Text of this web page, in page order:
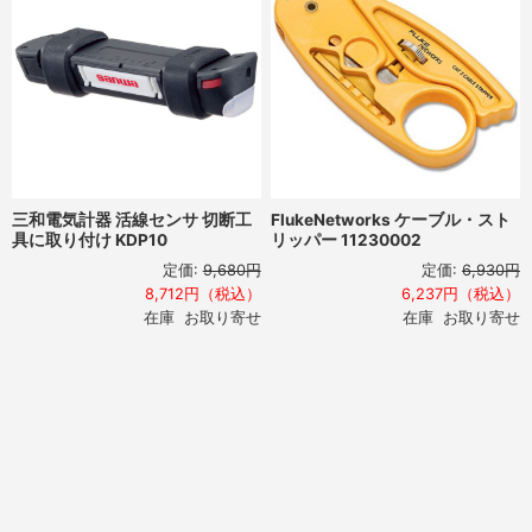
三和電気計器 活線センサ 切断工
具に取り付け KDP10
定価: 9,680円
8,712円（税込）
在庫 お取り寄せ
FlukeNetworks ケーブル・スト
リッパー 11230002
定価: 6,930円
6,237円（税込）
在庫 お取り寄せ